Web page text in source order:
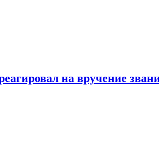
на вручение